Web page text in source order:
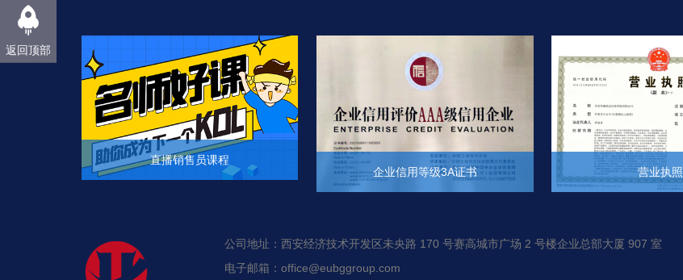
直播销售员课程
企业信用等级3A证书 营业执照
公司地址：西安经济技术开发区未央路 170 号赛高城市广场 2 号楼企业总部大厦 907 室
电子邮箱：office@eubggroup.com
返回顶部